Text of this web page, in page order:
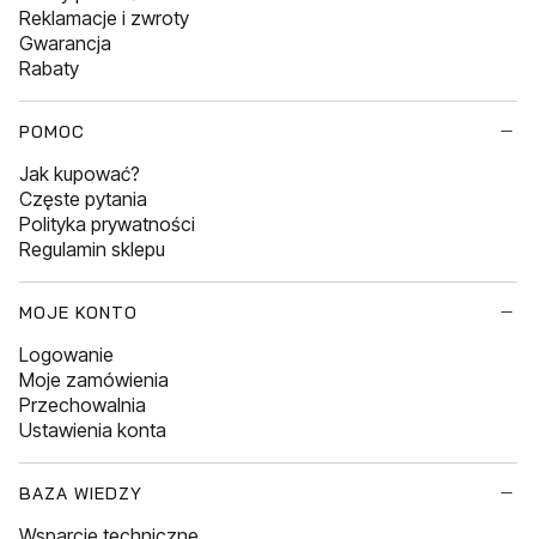
Reklamacje i zwroty
Gwarancja
Rabaty
POMOC
Jak kupować?
Częste pytania
Polityka prywatności
Regulamin sklepu
MOJE KONTO
Logowanie
Moje zamówienia
Przechowalnia
Ustawienia konta
BAZA WIEDZY